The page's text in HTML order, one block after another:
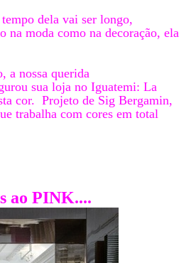
dela vai ser longo,
na moda como na decoração, ela
a nossa querida
sua loja no Iguatemi: La
cor. Projeto de Sig Bergamin,
trabalha com cores em total
ao PINK....